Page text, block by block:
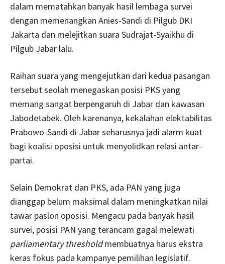
dalam mematahkan banyak hasil lembaga survei
dengan memenangkan Anies-Sandi di Pilgub DKI
Jakarta dan melejitkan suara Sudrajat-Syaikhu di
Pilgub Jabar lalu.
Raihan suara yang mengejutkan dari kedua pasangan
tersebut seolah menegaskan posisi PKS yang
memang sangat berpengaruh di Jabar dan kawasan
Jabodetabek. Oleh karenanya, kekalahan elektabilitas
Prabowo-Sandi di Jabar seharusnya jadi alarm kuat
bagi koalisi oposisi untuk menyolidkan relasi antar-
partai.
Selain Demokrat dan PKS, ada PAN yang juga
dianggap belum maksimal dalam meningkatkan nilai
tawar paslon oposisi. Mengacu pada banyak hasil
survei, posisi PAN yang terancam gagal melewati
parliamentary thresholdmembuatnya harus ekstra
keras fokus pada kampanye pemilihan legislatif.